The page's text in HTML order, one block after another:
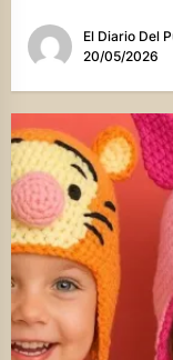
El Diario Del
20/05/2026